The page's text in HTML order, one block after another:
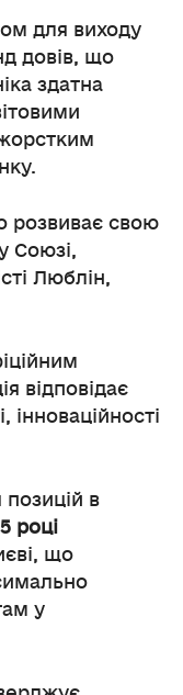
для виходу
довів, що
здатна
розвиває свою
Союзі,
Люблін,
відповідає
в
році
що
у